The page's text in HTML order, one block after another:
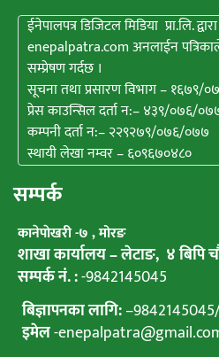
ईनेपालपत्र डिजिटल मिडिया प्रा.लि.
enepalpatra.com अनलाईन
सम्प्रेषण गर्दछ ।
सूचना तथा प्रसारण विभाग – १६७९/
प्रेस काउन्सिल दर्ता न:– ४३९/०७६/
कम्पनी दर्ता न:– २२९२७९/०७६/०७७
स्थायी लेखा नम्वर – ६०९६७०४८०
सम्पर्क
कानेपाेखरी -७ , मोरङ
शाखा कार्यालय – लेटाङ, ४ बिपि
सम्पर्क नं. :-9842145045
बिज्ञापनका लागि:–9842145045
इमेल-